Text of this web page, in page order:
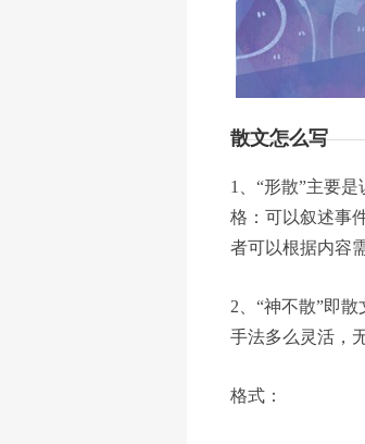
散文怎么写
1、“形散”主要
格：可以叙述事
者可以根据内容
2、“神不散”即
手法多么灵活，
格式：